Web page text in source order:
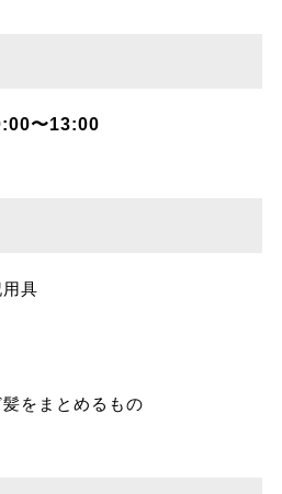
〜13:00
具
をまとめるもの